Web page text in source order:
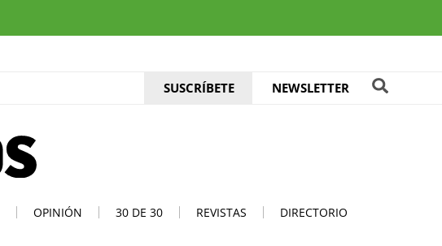
SUSCRÍBETE NEWSLETTER
OPINIÓN 30 DE 30 REVISTAS DIRECTORIO